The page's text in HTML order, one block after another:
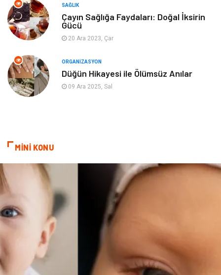
SAĞLIK
Çayın Sağlığa Faydaları: Doğal İksirin
Gücü
20 Ara 2023, Çar
ORGANIZASYON
Düğün Hikayesi ile Ölümsüz Anılar
09 Ara 2025, Sal
MİNİ KONU